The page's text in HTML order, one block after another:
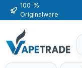
Zum Hauptinhalt
100 %
Originalware